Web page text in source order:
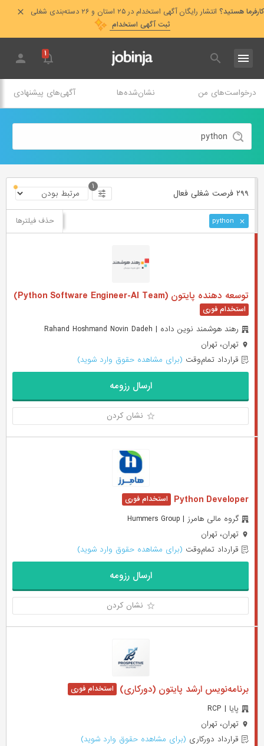
کارفرما هستید؟ انتشار رایگان آگهی استخدام در ۲۵ استان و ۲۶ دسته‌بندی شغلی
ثبت آگهی استخدام
۱
درخواست‌های من نشان‌شده‌ها آگهی‌های پیشنهادی
۲۹۹ فرصت ‌شغلی فعال
۱
حذف فیلترها
توسعه دهنده پایتون (Python Software Engineer-AI Team)
رهند هوشمند نوین داده | Rahand Hoshmand Novin Dadeh
تهران، تهران
قرارداد تمام‌وقت (برای مشاهده حقوق وارد شوید)
ارسال رزومه
نشان کردن
Python Developer
گروه مالی هامرز | Hummers Group
تهران، تهران
قرارداد تمام‌وقت (برای مشاهده حقوق وارد شوید)
ارسال رزومه
نشان کردن
برنامه‌نویس ارشد پایتون (دورکاری)
پایا | RCP
تهران، تهران
قرارداد دورکاری (برای مشاهده حقوق وارد شوید)